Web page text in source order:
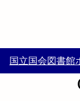
国立国会図書館